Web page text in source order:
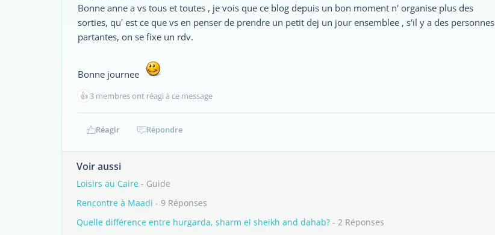
Bonne anne a vs tous et toutes , je vois que ce blog depuis un bon moment n' organise plus des
sorties, qu' est ce que vs en penser de prendre un petit dej un jour ensemblee , s'il y a des personnes
partantes, on se fixe un rdv.
Bonne journee
👍3 membres ont réagi à ce message
Réagir Répondre
Voir aussi
Loisirs au Caire - Guide
Rencontre à Maadi - 9 Réponses
Quelle différence entre hurgarda, sharm el sheikh and dahab? - 2 Réponses